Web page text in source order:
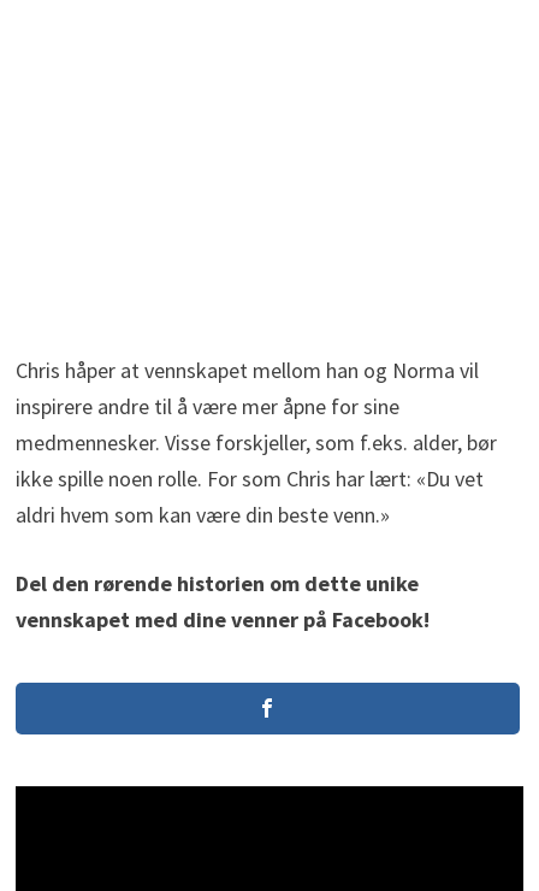
Chris håper at vennskapet mellom han og Norma vil
inspirere andre til å være mer åpne for sine
medmennesker. Visse forskjeller, som f.eks. alder, bør
ikke spille noen rolle. For som Chris har lært: «Du vet
aldri hvem som kan være din beste venn.»
Del den rørende historien om dette unike
vennskapet med dine venner på Facebook!